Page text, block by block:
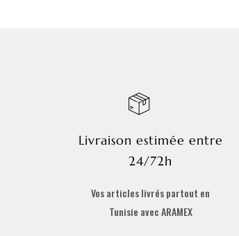
Livraison estimée entre
24/72h
Vos articles livrés partout en
Tunisie avec ARAMEX